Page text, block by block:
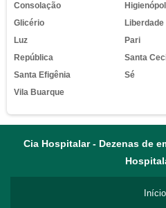
Consolação
Glicério
Liberdade
Luz
Pari
República
Santa
Santa Efigênia
Sé
Vila Buarque
Cia Hospitalar - Dezenas de
Início